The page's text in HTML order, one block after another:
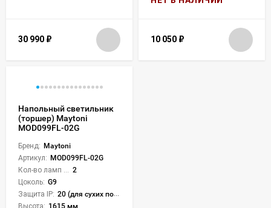
30 990 ₽ 10 050 ₽
Напольный светильник
(торшер) Maytoni
MOD099FL-02G
Бренд: Maytoni
Артикул: MOD099FL-02G
2
Цоколь: G9
Защита IP: 20 (для сухих пом.)
Высота: 1615 мм